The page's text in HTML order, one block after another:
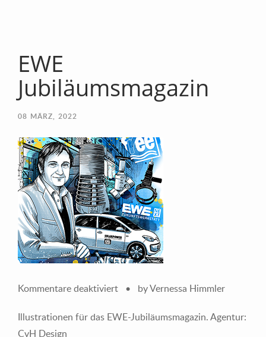
EWE
Jubiläumsmagazin
08 MÄRZ, 2022
Kommentare deaktiviertfür
Jubiläumsmagazin
• by Vernessa Himmler
Illustrationen für das EWE-Jubiläumsmagazin. Agentur:
CvH Design